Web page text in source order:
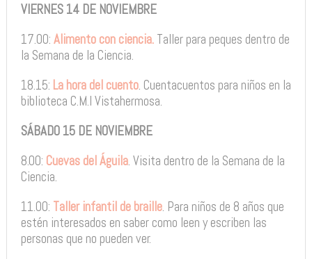
VIERNES 14 DE NOVIEMBRE
17.00: Alimento con ciencia.Taller para peques dentro de
la Semana de la Ciencia.
18.15: La hora del cuento. Cuentacuentos para niños en la
biblioteca C.M.I Vistahermosa.
SÁBADO 15 DE NOVIEMBRE
8.00: Cuevas del Águila. Visita dentro de la Semana de la
Ciencia.
11.00: Taller infantil de braille. Para niños de 8 años que
estén interesados en saber como leen y escriben las
personas que no pueden ver.